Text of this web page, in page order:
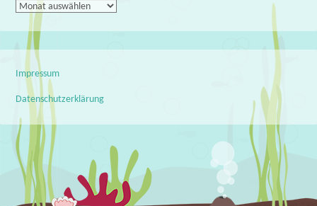
Archiv
Impressum
Datenschutzerklärung